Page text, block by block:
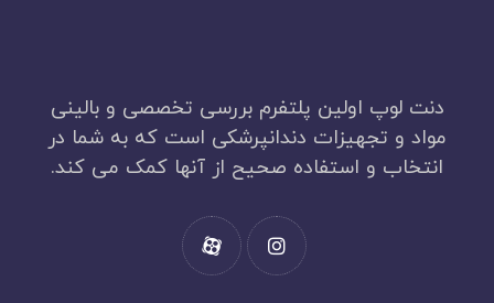
دنت لوپ اولین پلتفرم بررسی تخصصی و بالینی
مواد و تجهیزات دندانپرشکی است که به شما در
انتخاب و استفاده صحیح از آنها کمک می کند.